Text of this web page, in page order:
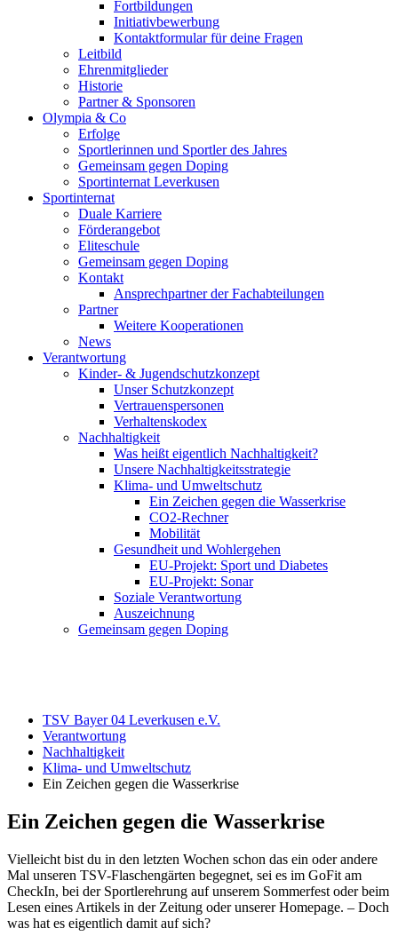
Fortbildungen
Initiativbewerbung
Kontaktformular für deine Fragen
Leitbild
Ehrenmitglieder
Historie
Partner & Sponsoren
Olympia & Co
Erfolge
Sportlerinnen und Sportler des Jahres
Gemeinsam gegen Doping
Sportinternat Leverkusen
Sportinternat
Duale Karriere
Förderangebot
Eliteschule
Gemeinsam gegen Doping
Kontakt
Ansprechpartner der Fachabteilungen
Partner
Weitere Kooperationen
News
Verantwortung
Kinder- & Jugendschutzkonzept
Unser Schutzkonzept
Vertrauenspersonen
Verhaltenskodex
Nachhaltigkeit
Was heißt eigentlich Nachhaltigkeit?
Unsere Nachhaltigkeitsstrategie
Klima- und Umweltschutz
Ein Zeichen gegen die Wasserkrise
CO2-Rechner
Mobilität
Gesundheit und Wohlergehen
EU-Projekt: Sport und Diabetes
EU-Projekt: Sonar
Soziale Verantwortung
Auszeichnung
Gemeinsam gegen Doping
TSV Bayer 04 Leverkusen e.V.
Verantwortung
Nachhaltigkeit
Klima- und Umweltschutz
Ein Zeichen gegen die Wasserkrise
Ein Zeichen gegen die Wasserkrise
Vielleicht bist du in den letzten Wochen schon das ein oder andere
Mal unseren TSV-Flaschengärten begegnet, sei es im GoFit am
CheckIn, bei der Sportlerehrung auf unserem Sommerfest oder beim
Lesen eines Artikels in der Zeitung oder unserer Homepage. – Doch
was hat es eigentlich damit auf sich?